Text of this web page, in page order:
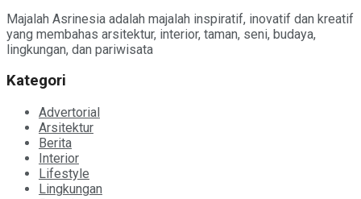
Majalah Asrinesia adalah majalah inspiratif, inovatif dan kreatif
yang membahas arsitektur, interior, taman, seni, budaya,
lingkungan, dan pariwisata
Kategori
Advertorial
Arsitektur
Berita
Interior
Lifestyle
Lingkungan